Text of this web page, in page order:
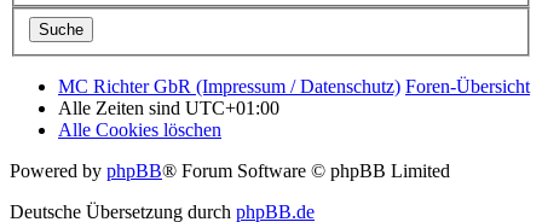
MC Richter GbR (Impressum / Datenschutz) Foren-Übersicht
Alle Zeiten sind UTC+01:00
Alle Cookies löschen
Powered by phpBB® Forum Software © phpBB Limited
Deutsche Übersetzung durch phpBB.de